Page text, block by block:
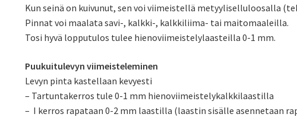
Kun seinä on kuivunut, sen voi viimeistellä metyyliselluloosalla
Pinnat voi maalata savi-, kalkki-, kalkkiliima- tai maitomaaleilla.
Tosi hyvä lopputulos tulee hienoviimeistelylaasteilla 0-1 mm.
Puukuitulevyn viimeisteleminen
Levyn pinta kastellaan kevyesti
– Tartuntakerros tule 0-1 mm hienoviimeistelykalkkilaastilla
– I kerros rapataan 0-2 mm laastilla (laastin sisälle asennetaan